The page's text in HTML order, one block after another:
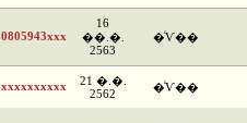
0805943xxx
16
��.�.
2563
�ͨѴ��
xxxxxxxxxx
21 �.�.
2562
�ͨѴ��